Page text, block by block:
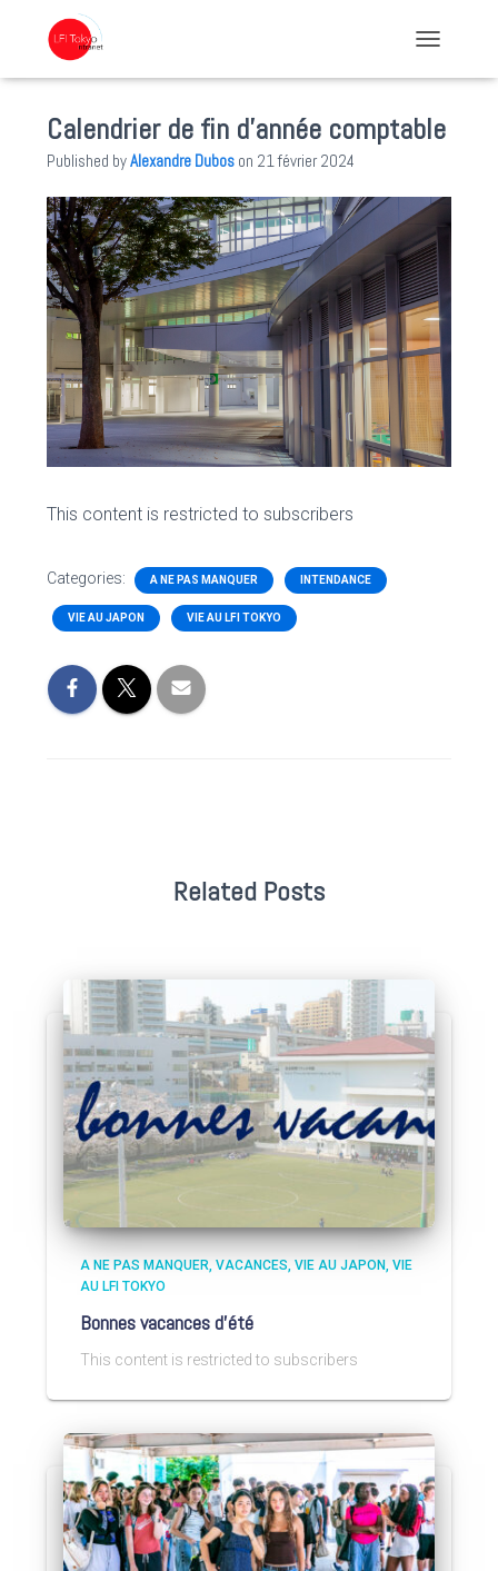
Calendrier de fin d’année comptable
Published byAlexandre Dubos on 21 février 2024
This content is restricted to subscribers
Categories: A NE PAS MANQUER INTENDANCE
VIE AU JAPON VIE AU LFI TOKYO
Related Posts
A NE PAS MANQUER VACANCES VIE AU JAPON VIE
AU LFI TOKYO
Bonnes vacances d’été
This content is restricted to subscribers